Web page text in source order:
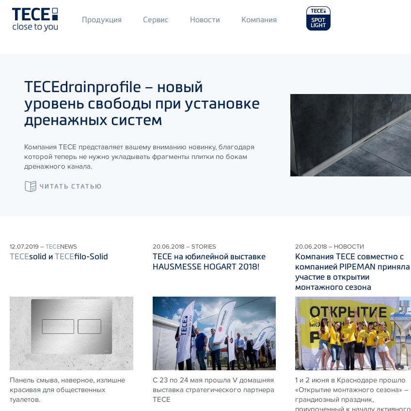
Main
Menü
Продукция Сервис Новости Main
Menu
Компания
TECEdrainprofile – новый
уровень свободы при установке
дренажных систем
Компания ТЕСЕ представляет вашему вниманию новинку, благодаря
которой теперь не нужно укладывать фрагменты плитки по бокам
дренажного канала.
ЧИТАТЬ СТАТЬЮ
12.07.2019 –TECENEWS
TECEsolid иTECEfilo-Solid
Панель смыва, наверное, излишне
красивая для общественных
туалетов.
20.06.2018 – STORIES
ТЕСЕ на юбилейной выставке
HAUSMESSE HOGART 2018!
С 23 по 24 мая прошла V домашняя
выставка стратегического партнера
ТЕСЕ
20.06.2018 – НОВОСТИ
Компания ТЕСЕ совместно с
компанией PIPEMAN приняла
участие в открытии
монтажного сезона
1 и 2 июня в Краснодаре прошло
«Открытие монтажного сезона» –
грандиозный праздник,